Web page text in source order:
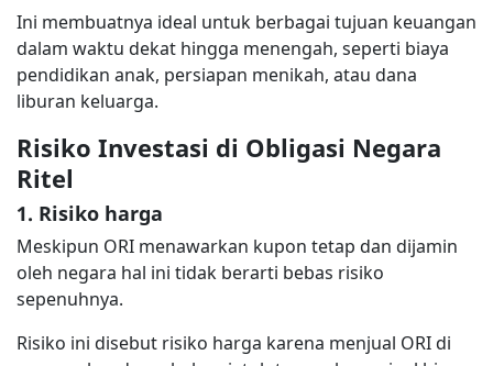
Ini membuatnya ideal untuk berbagai tujuan keuangan
dalam waktu dekat hingga menengah, seperti biaya
pendidikan anak, persiapan menikah, atau dana
liburan keluarga.
Risiko Investasi di Obligasi Negara
Ritel
1. Risiko harga
Meskipun ORI menawarkan kupon tetap dan dijamin
oleh negara hal ini tidak berarti bebas risiko
sepenuhnya.
Risiko ini disebut risiko harga karena menjual ORI di